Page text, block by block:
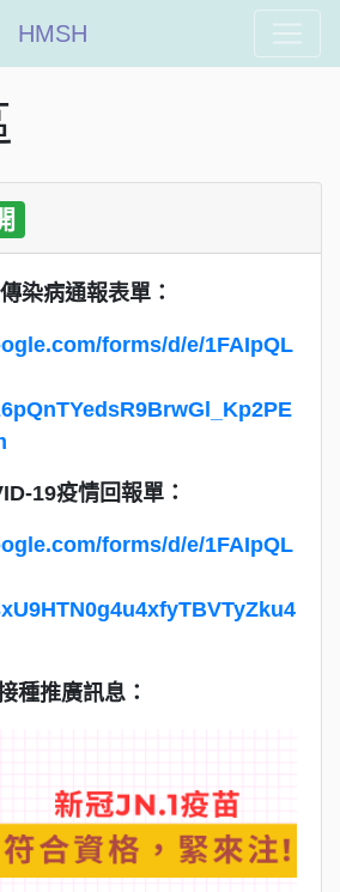
HMSH
染病通報表單：
forms/d/e/1FAIpQL
19疫情回報單：
forms/d/e/1FAIpQL
種推廣訊息：